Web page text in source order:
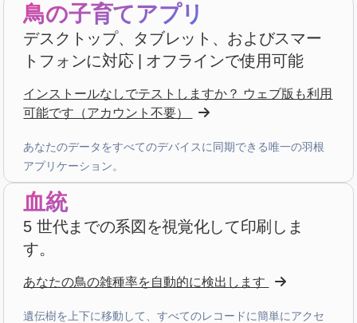
François ·France
“Très bon logiciel que j'utilise depuis plus de 10 ans.
Son accessibilité sur toutes les plateformes le rend
5 日前
D. P.
star starstar star star_border v4.3.21
高評価 — ありがとうございます!
2 週間前
鳥の子育てアプリ
デスクトップ、タブレット、およびスマー
トフォンに対応 | オフラインで使用可能
インストールなしでテストしますか？ ウェブ版も利用
可能です（アカウント不要）
あなたのデータをすべてのデバイスに同期できる唯一の羽根
アプリケーション。
血統
5 世代までの系図を視覚化して印刷しま
す。
あなたの鳥の雑種率を自動的に検出します
遺伝樹を上下に移動して、すべてのレコードに簡単にアクセ